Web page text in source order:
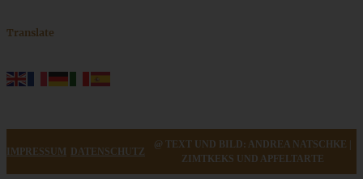
Translate
IMPRESSUM DATENSCHUTZ
@ TEXT UND BILD: ANDREA NATSCHKE |
ZIMTKEKS UND APFELTARTE